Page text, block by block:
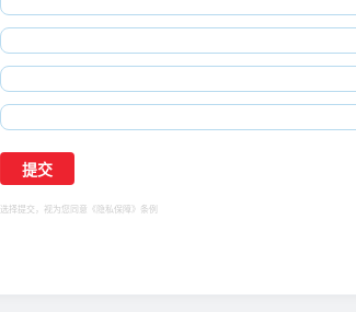
选择提交，视为您同意 《隐私保障》 条例